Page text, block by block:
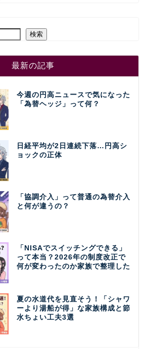
検索
最新の記事
今週の円高ニュースで気になった
「為替ヘッジ」って何？
日経平均が2日連続下落…円高シ
ョックの正体
「協調介入」って普通の為替介入
と何が違うの？
「NISAでスイッチングできる」
って本当？2026年の制度改正で
何が変わったのか家族で整理した
夏の水道代を見直そう！「シャワ
ーより湯船が得」な家族構成と節
水ちょい工夫3選